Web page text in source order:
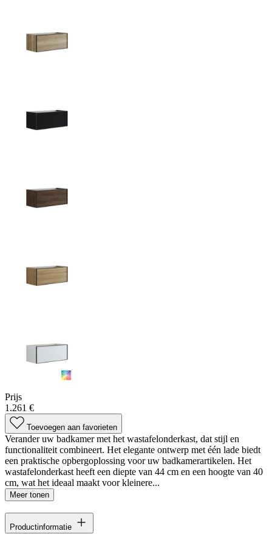
Prijs
1.261 €
Toevoegen aan favorieten
Verander uw badkamer met het wastafelonderkast, dat stijl en
functionaliteit combineert. Het elegante ontwerp met één lade biedt
een praktische opbergoplossing voor uw badkamerartikelen. Het
wastafelonderkast heeft een diepte van 44 cm en een hoogte van 40
cm, wat het ideaal maakt voor kleinere...
Meer tonen
Productinformatie